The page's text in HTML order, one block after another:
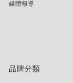
媒體報導
品牌分類